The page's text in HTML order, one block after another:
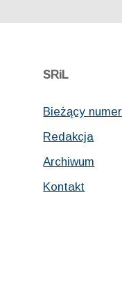
SRiL
Bieżący numer
Redakcja
Archiwum
Kontakt